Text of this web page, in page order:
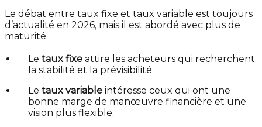
Le débat entre taux fixe et taux variable est toujours
d’actualité en 2026, mais il est abordé avec plus de
maturité.
Le taux fixe attire les acheteurs qui recherchent
la stabilité et la prévisibilité.
Le taux variable intéresse ceux qui ont une
bonne marge de manœuvre financière et une
vision plus flexible.